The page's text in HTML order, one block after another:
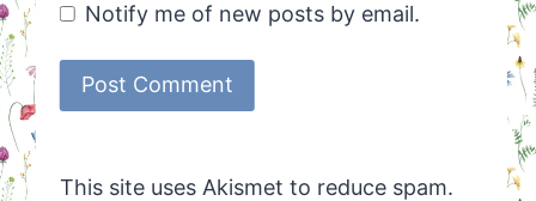
Notify me of new posts by email.
This site uses Akismet to reduce spam.